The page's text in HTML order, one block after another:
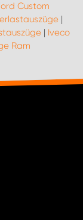
Custom
|
| Iveco
Ram